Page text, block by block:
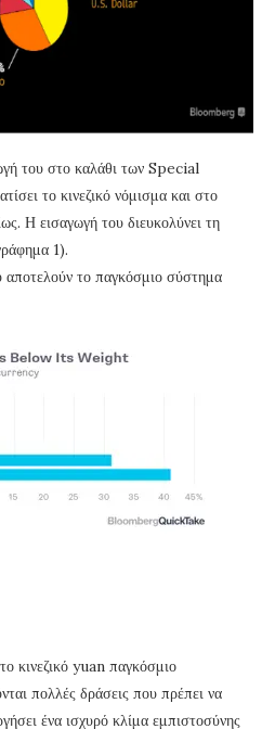
του στο καλάθι των Special
το κινεζικό νόμισμα και στο
Η εισαγωγή του διευκολύνει τη
1).
το παγκόσμιο σύστημα
κινεζικό yuan παγκόσμιο
πολλές δράσεις που πρέπει να
ένα ισχυρό κλίμα εμπιστοσύνης